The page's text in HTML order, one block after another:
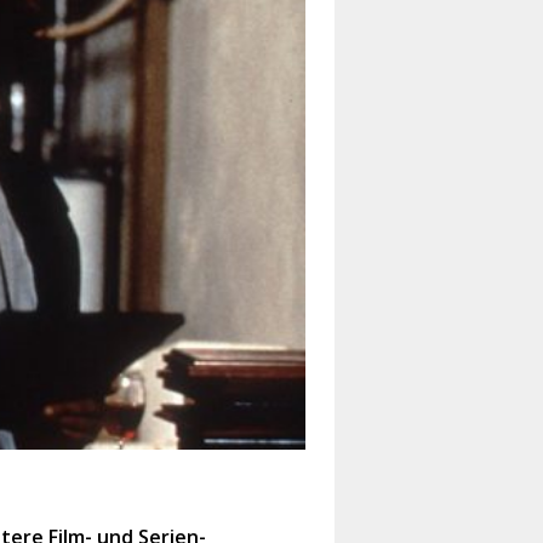
Film- und Serien-